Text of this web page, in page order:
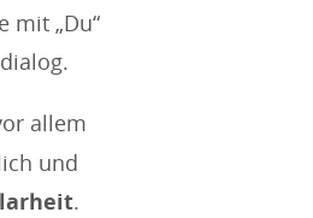
mit „Du“
allem
und
.